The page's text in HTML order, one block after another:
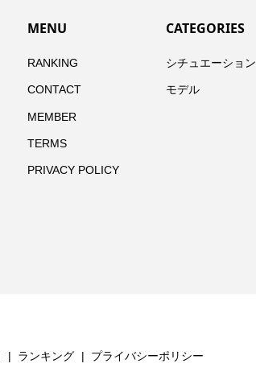
MENU
RANKING
CONTACT
MEMBER
TERMS
PRIVACY POLICY
CATEGORIES
シチュエーション
モデル
ランキング プライバシーポリシー